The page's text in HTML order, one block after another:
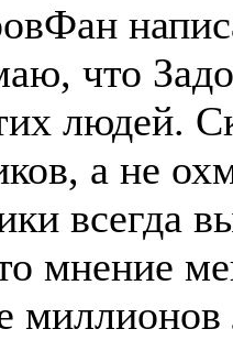
что
людей.
а не
всегда
мнение